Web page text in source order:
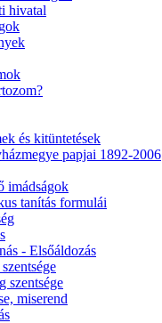
hivatal
és kitüntetések
papjai 1892-2006
imádságok
tanítás formulái
- Elsőáldozás
szentsége
miserend